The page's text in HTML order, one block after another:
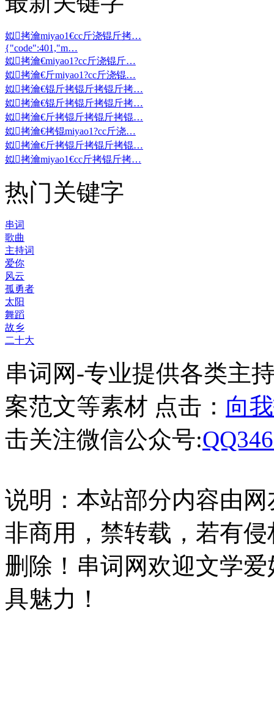
姒拷瀹miyao1€cc斤浇锟斤拷…
{"code":401,"m…
姒拷瀹€miyao1?cc斤浇锟斤…
姒拷瀹€斤miyao1?cc斤浇锟…
姒拷瀹€锟斤拷锟斤拷锟斤拷…
姒拷瀹€锟斤拷锟斤拷锟斤拷…
姒拷瀹€斤拷锟斤拷锟斤拷锟…
姒拷瀹€拷锟miyao1?cc斤浇…
姒拷瀹€斤拷锟斤拷锟斤拷锟…
姒拷瀹miyao1€cc斤拷锟斤拷…
热门关键字
串词
歌曲
主持词
爱你
风云
孤勇者
太阳
舞蹈
故乡
二十大
串词网-专业提供各类主
案范文等素材 点击： 向
击关注微信公众号:
说明：本站部分内容由
非商用，禁转载，若有
删除！串词网欢迎文学
具魅力！